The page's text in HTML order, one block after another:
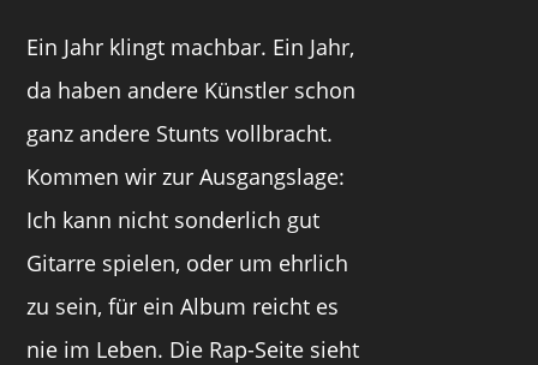
Ein Jahr klingt machbar. Ein Jahr,
da haben andere Künstler schon
ganz andere Stunts vollbracht.
Kommen wir zur Ausgangslage:
Ich kann nicht sonderlich gut
Gitarre spielen, oder um ehrlich
zu sein, für ein Album reicht es
nie im Leben. Die Rap-Seite sieht